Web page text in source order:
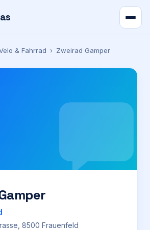
& Fahrrad › Zweirad Gamper
8500 Frauenfeld